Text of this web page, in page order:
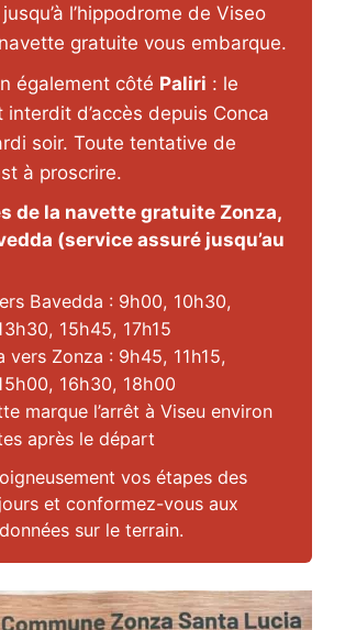
l’hippodrome de Viseo
gratuite vous embarque.
également côté Paliri : le
interdit d’accès depuis Conca
soir. Toute tentative de
à proscrire.
de la navette gratuite Zonza,
(service assuré jusqu’au
Bavedda : 9h00, 10h30,
15h45, 17h15
vers Zonza : 9h45, 11h15,
16h30, 18h00
marque l’arrêt à Viseu environ
après le départ
vos étapes des
et conformez-vous aux
sur le terrain.